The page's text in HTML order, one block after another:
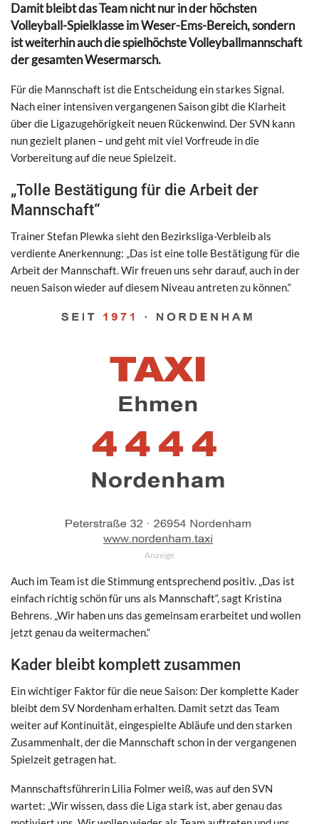
Damit bleibt das Team nicht nur in der höchsten
Volleyball-Spielklasse im Weser-Ems-Bereich, sondern
ist weiterhin auch die spielhöchste Volleyballmannschaft
der gesamten Wesermarsch.
Für die Mannschaft ist die Entscheidung ein starkes Signal.
Nach einer intensiven vergangenen Saison gibt die Klarheit
über die Ligazugehörigkeit neuen Rückenwind. Der SVN kann
nun gezielt planen – und geht mit viel Vorfreude in die
Vorbereitung auf die neue Spielzeit.
„Tolle Bestätigung für die Arbeit der
Mannschaft“
Trainer Stefan Plewka sieht den Bezirksliga-Verbleib als
verdiente Anerkennung: „Das ist eine tolle Bestätigung für die
Arbeit der Mannschaft. Wir freuen uns sehr darauf, auch in der
neuen Saison wieder auf diesem Niveau antreten zu können.“
Anzeige
Auch im Team ist die Stimmung entsprechend positiv. „Das ist
einfach richtig schön für uns als Mannschaft“, sagt Kristina
Behrens. „Wir haben uns das gemeinsam erarbeitet und wollen
jetzt genau da weitermachen.“
Kader bleibt komplett zusammen
Ein wichtiger Faktor für die neue Saison: Der komplette Kader
bleibt dem SV Nordenham erhalten. Damit setzt das Team
weiter auf Kontinuität, eingespielte Abläufe und den starken
Zusammenhalt, der die Mannschaft schon in der vergangenen
Spielzeit getragen hat.
Mannschaftsführerin Lilia Folmer weiß, was auf den SVN
wartet: „Wir wissen, dass die Liga stark ist, aber genau das